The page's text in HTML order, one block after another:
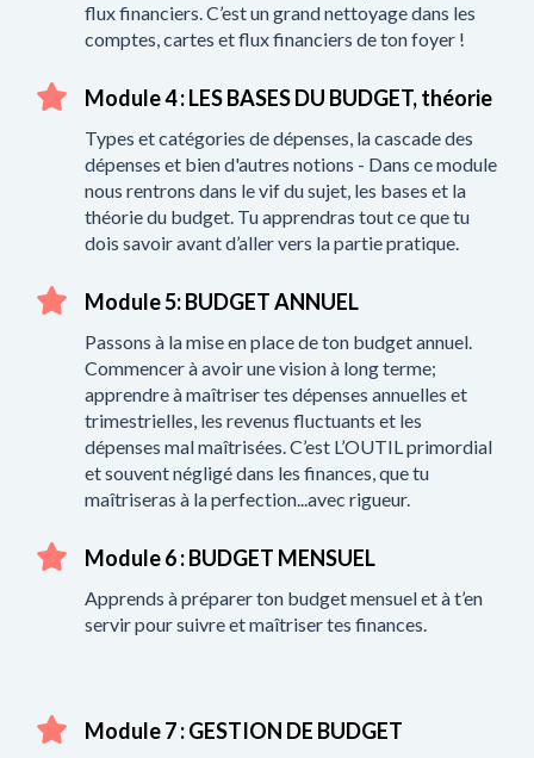
flux financiers. C’est un grand nettoyage dans les
comptes, cartes et flux financiers de ton foyer !
Module 4 : LES BASES DU BUDGET, théorie
Types et catégories de dépenses, la cascade des
dépenses et bien d'autres notions - Dans ce module
nous rentrons dans le vif du sujet, les bases et la
théorie du budget. Tu apprendras tout ce que tu
dois savoir avant d’aller vers la partie pratique.
Module 5: BUDGET ANNUEL
Passons à la mise en place de ton budget annuel.
Commencer à avoir une vision à long terme;
apprendre à maîtriser tes dépenses annuelles et
trimestrielles, les revenus fluctuants et les
dépenses mal maîtrisées. C’est L’OUTIL primordial
et souvent négligé dans les finances, que tu
maîtriseras à la perfection...avec rigueur.
Module 6 : BUDGET MENSUEL
Apprends à préparer ton budget mensuel et à t’en
servir pour suivre et maîtriser tes finances.
Module 7 : GESTION DE BUDGET